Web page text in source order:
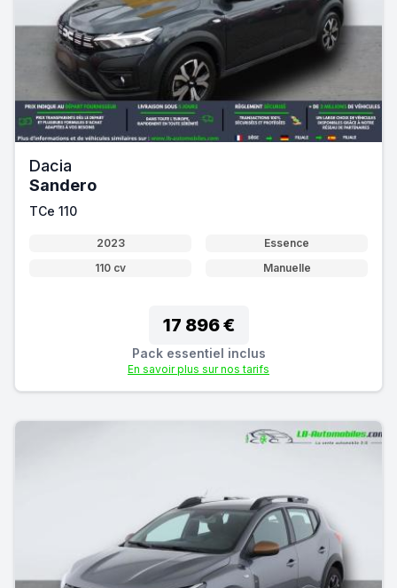
Dacia
Sandero
TCe 110
2023
Essence
110 cv
Manuelle
17 896 €
Pack essentiel inclus
En savoir plus sur nos tarifs